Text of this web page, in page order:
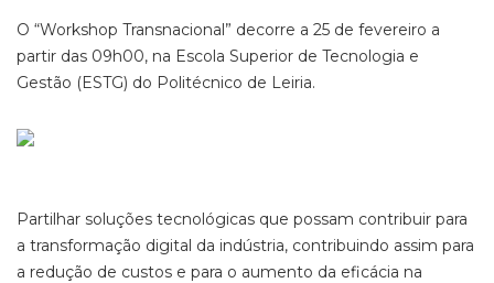
O “Workshop Transnacional” decorre a 25 de fevereiro a
partir das 09h00, na Escola Superior de Tecnologia e
Gestão (ESTG) do Politécnico de Leiria.
Partilhar soluções tecnológicas que possam contribuir para
a transformação digital da indústria, contribuindo assim para
a redução de custos e para o aumento da eficácia na